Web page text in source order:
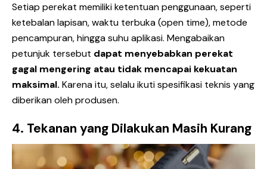
Setiap perekat memiliki ketentuan penggunaan, seperti
ketebalan lapisan, waktu terbuka (open time), metode
pencampuran, hingga suhu aplikasi. Mengabaikan
petunjuk tersebut dapat menyebabkan perekat
gagal mengering atau tidak mencapai kekuatan
maksimal. Karena itu, selalu ikuti spesifikasi teknis yang
diberikan oleh produsen.
4. Tekanan yang Dilakukan Masih Kurang